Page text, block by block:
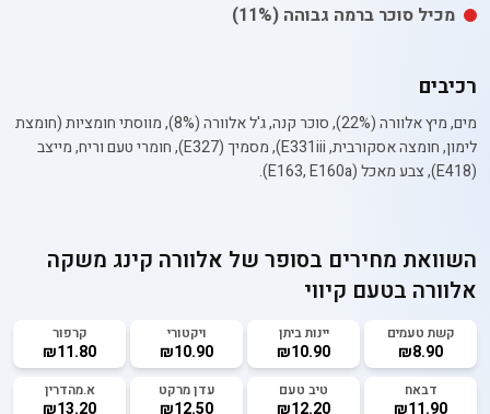
מכיל סוכר ברמה גבוהה (11%)
רכיבים
מים, מיץ אלוורה (22%), סוכר קנה, ג'ל אלוורה (8%), מווסתי חומציות (חומצת
לימון, חומצה אסקורבית, E331iii), מסמיך (E327), חומרי טעם וריח, מייצב
(E418), צבע מאכל (E163, E160a).
השוואת מחירים בסופר של אלוורה קינג משקה
אלוורה בטעם קיווי
קשת טעמים
₪8.90
יינות ביתן
₪10.90
ויקטורי
₪10.90
קרפור
₪11.80
דבאח
₪11.90
טיב טעם
₪12.20
עדן מרקט
₪12.50
א.מהדרין
₪13.20